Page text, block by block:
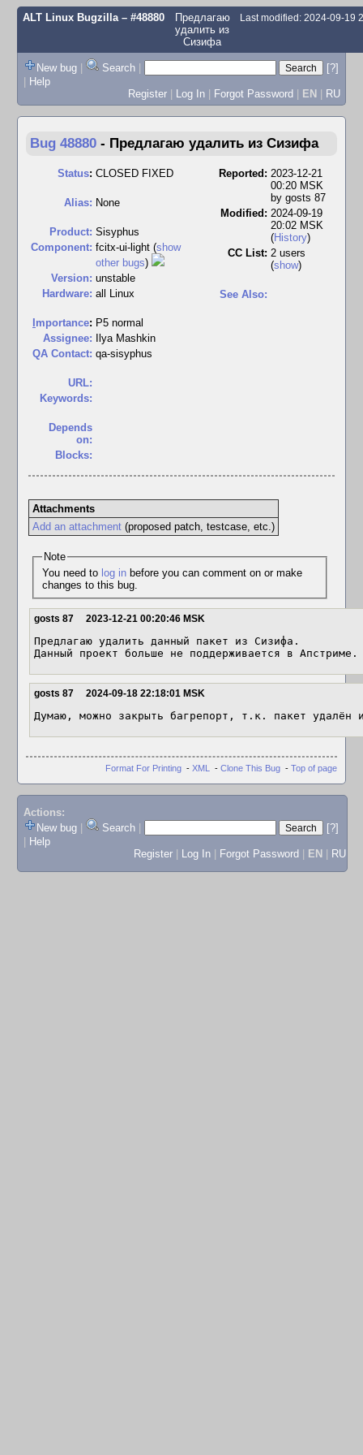
ALT Linux Bugzilla– #48880
Предлагаю
удалить из
Сизифа
Last modified: 2024-09-19
New bug | Search |
[?]
| Help
Register | Log In | Forgot Password | EN | RU
Bug 48880 - Предлагаю удалить из Сизифа
Status: CLOSED FIXED
Alias: None
Product: Sisyphus
Component: fcitx-ui-light (show
other bugs)
Version: unstable
Hardware: all Linux
mportance: P5 normal
Assignee:
Ilya Mashkin
QA Contact: qa-sisyphus
URL:
Keywords:
Depends
on:
Blocks:
Reported: 2023-12-21
00:20 MSK
by gosts 87
Modified: 2024-09-19
20:02 MSK
(History)
CC List: 2 users
(show)
See Also:
Attachments
Add an attachment(proposed patch, testcase, etc.)
Note
You need to log inbefore you can comment on or make
changes to this bug.
gosts 87 2023-12-21 00:20:46 MSK
Предлагаю удалить данный пакет из Сизифа.
Данный проект больше не поддерживается в Апстриме.
gosts 87 2024-09-18 22:18:01 MSK
Думаю, можно закрыть багрепорт, т.к. пакет удалён
Format For Printing - XML - Clone This Bug - Top of page
Actions:
New bug
Search
[?]
Help
Register
Log In Forgot Password EN RU